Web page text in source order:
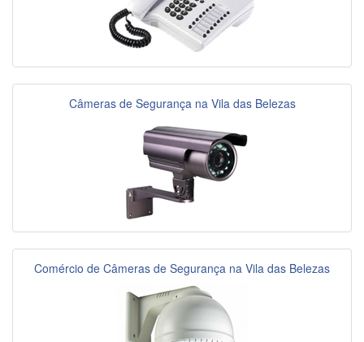
Câmeras de Segurança na Vila das Belezas
Comércio de Câmeras de Segurança na Vila das Belezas